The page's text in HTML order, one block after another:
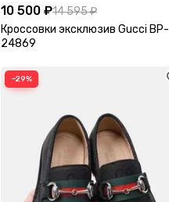
10 500 ₽14 595 ₽
Кроссовки эксклюзив Gucci BP-
24869
−29%